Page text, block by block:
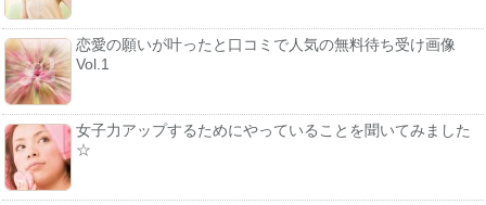
恋愛の願いが叶ったと口コミで人気の無料待ち受け画像
Vol.1
女子力アップするためにやっていることを聞いてみました
☆